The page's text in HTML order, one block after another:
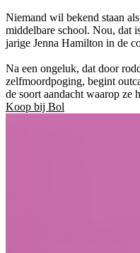
Niemand wil bekend staan
middelbare school. Nou, dat
jarige Jenna Hamilton in de
Na een ongeluk, dat door
zelfmoordpoging, begint
de soort aandacht waarop ze
Koop bij Bol